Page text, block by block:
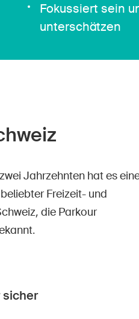
Fokussiert sein
unterschätzen
Jahrzehnten hat es
Freizeit- und
die Parkour
sicher